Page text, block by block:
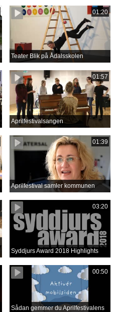
01:20
Teater Blik på Ådalsskolen
01:57
Aprilfestivalsangen
01:39
Aprilfestival samler kommunen
03:20
Syddjurs Award 2018 Highlights
00:50
Sådan gemmer du Aprilfestivalens